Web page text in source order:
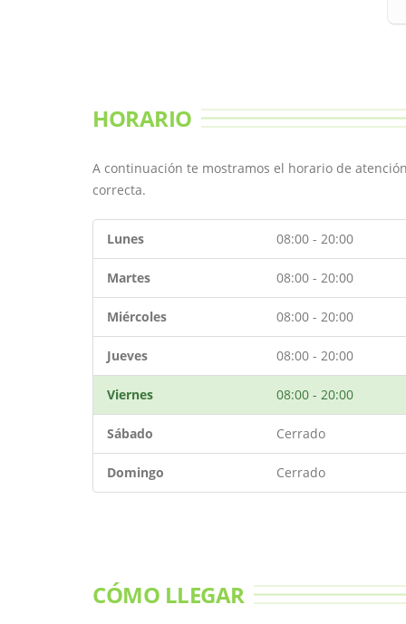
HORARIO
A continuación te mostramos el horario de
correcta.
Lunes 08:00 - 20:00
Martes 08:00 - 20:00
Miércoles 08:00 - 20:00
Jueves 08:00 - 20:00
Viernes 08:00 - 20:00
Sábado Cerrado
Domingo Cerrado
CÓMO LLEGAR